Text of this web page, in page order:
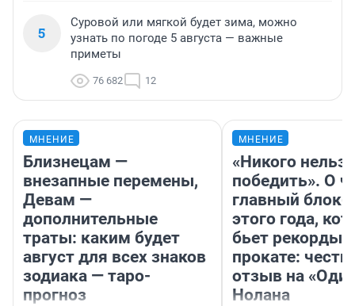
5
Суровой или мягкой будет зима, можно
узнать по погоде 5 августа — важные
приметы
76 682 12
МНЕНИЕ
Близнецам —
внезапные перемены,
Девам —
дополнительные
траты: каким будет
август для всех знаков
зодиака — таро-
прогноз
МНЕНИЕ
«Никого нельзя
победить». О
главный
этого года,
бьет рекорды в
прокате:
отзыв на
Нолана